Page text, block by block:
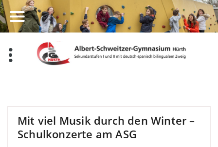
Zum
Inhalt
springen
Mit viel Musik durch den Winter –
Schulkonzerte am ASG